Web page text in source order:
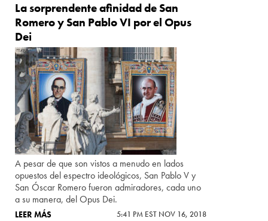
La sorprendente afinidad de San
Romero y San Pablo VI por el Opus
Dei
A pesar de que son vistos a menudo en lados
opuestos del espectro ideológicos, San Pablo V y
San Óscar Romero fueron admiradores, cada uno
a su manera, del Opus Dei.
LEER MÁS 5:41 PM EST NOV 16, 2018